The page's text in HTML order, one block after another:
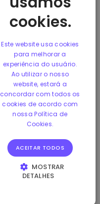
cookies.
Este website usa cookies
para melhorar a
experiência do usuário.
Ao utilizar o nosso
website, estará a
concordar com todos os
cookies de acordo com
nossa Política de
Cookies.
ACEITAR TODOS
MOSTRAR
DETALHES